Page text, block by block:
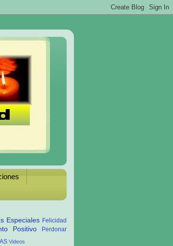
Especiales Felicidad
Positivo Perdonar
Videos